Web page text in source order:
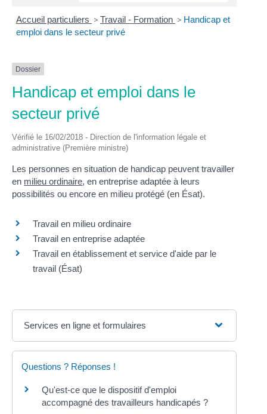
Accueil particuliers > Travail - Formation > Handicap et
emploi dans le secteur privé
Dossier
Handicap et emploi dans le
secteur privé
Vérifié le 16/02/2018 - Direction de l'information légale et
administrative (Première ministre)
Les personnes en situation de handicap peuvent travailler
en milieu ordinaire, en entreprise adaptée à leurs
possibilités ou encore en milieu protégé (en Ésat).
Travail en milieu ordinaire
Travail en entreprise adaptée
Travail en établissement et service d'aide par le
travail (Ésat)
Services en ligne et formulaires
Questions ? Réponses !
Qu'est-ce que le dispositif d'emploi
accompagné des travailleurs handicapés ?